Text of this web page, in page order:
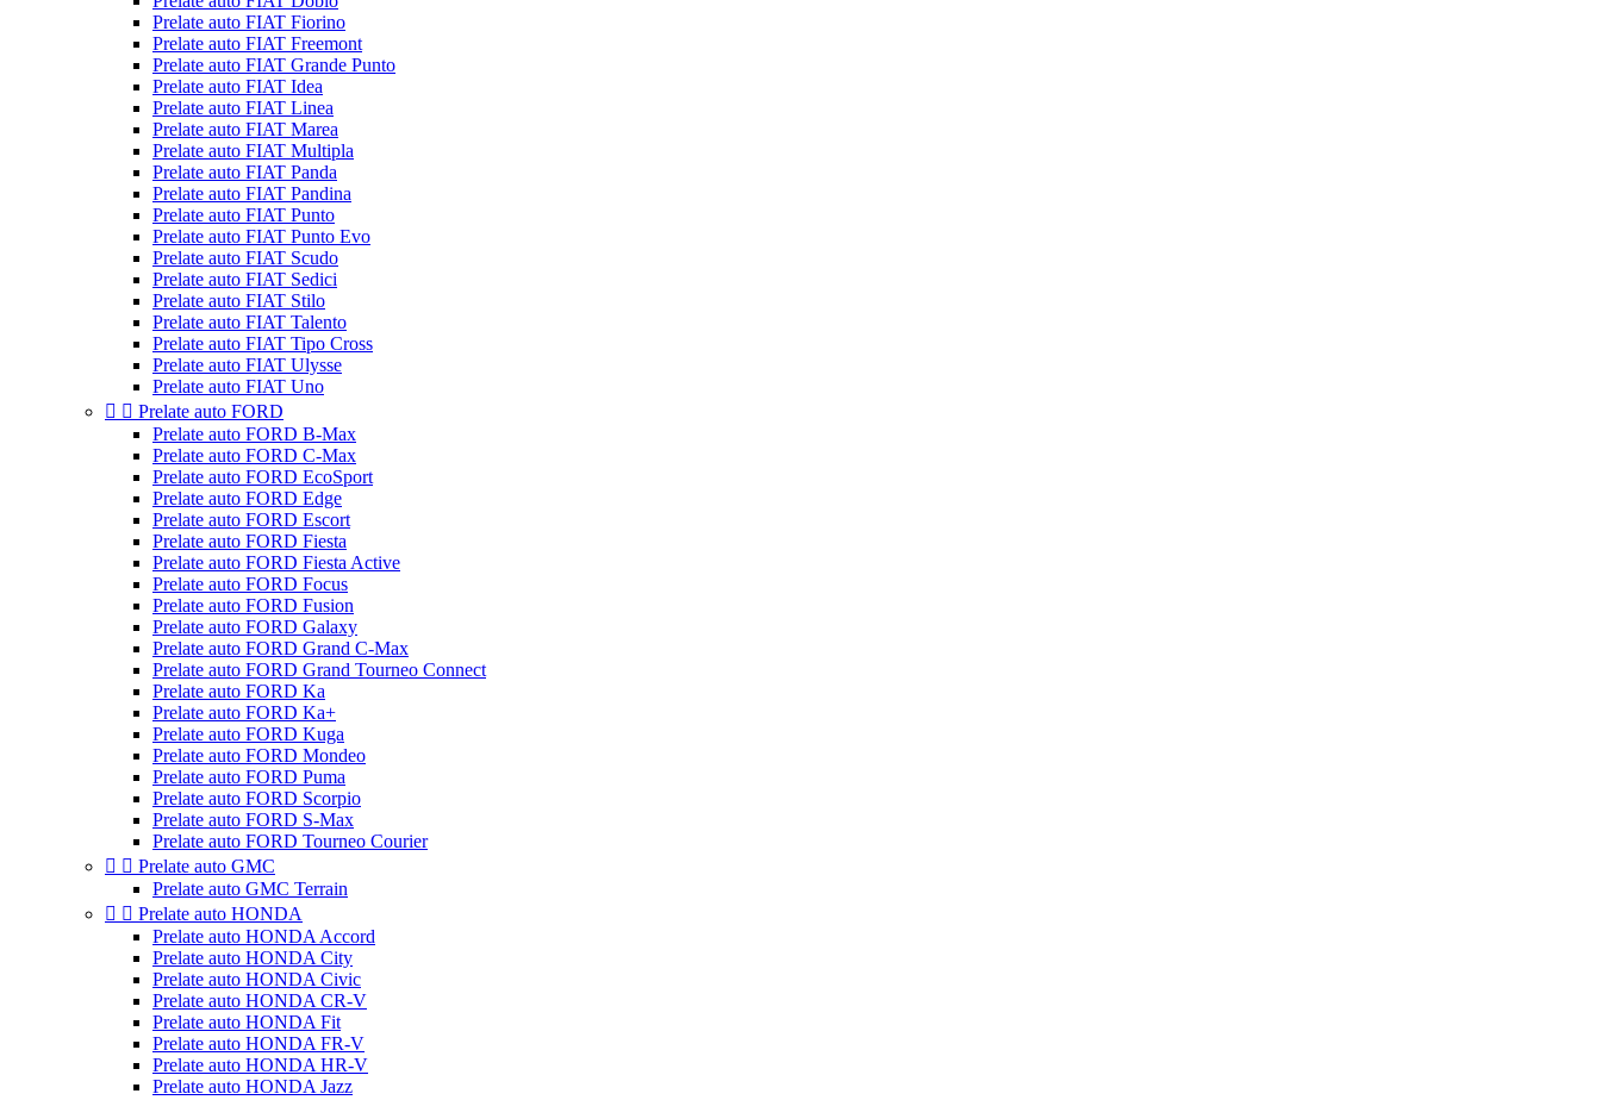
Prelate auto FIAT Fiorino
Prelate auto FIAT Freemont
Prelate auto FIAT Grande Punto
Prelate auto FIAT Idea
Prelate auto FIAT Linea
Prelate auto FIAT Marea
Prelate auto FIAT Multipla
Prelate auto FIAT Panda
Prelate auto FIAT Pandina
Prelate auto FIAT Punto
Prelate auto FIAT Punto Evo
Prelate auto FIAT Scudo
Prelate auto FIAT Sedici
Prelate auto FIAT Stilo
Prelate auto FIAT Talento
Prelate auto FIAT Tipo Cross
Prelate auto FIAT Ulysse
Prelate auto FIAT Uno
  Prelate auto FORD
Prelate auto FORD B-Max
Prelate auto FORD C-Max
Prelate auto FORD EcoSport
Prelate auto FORD Edge
Prelate auto FORD Escort
Prelate auto FORD Fiesta
Prelate auto FORD Fiesta Active
Prelate auto FORD Focus
Prelate auto FORD Fusion
Prelate auto FORD Galaxy
Prelate auto FORD Grand C-Max
Prelate auto FORD Grand Tourneo Connect
Prelate auto FORD Ka
Prelate auto FORD Ka+
Prelate auto FORD Kuga
Prelate auto FORD Mondeo
Prelate auto FORD Puma
Prelate auto FORD Scorpio
Prelate auto FORD S-Max
Prelate auto FORD Tourneo Courier
  Prelate auto GMC
Prelate auto GMC Terrain
  Prelate auto HONDA
Prelate auto HONDA Accord
Prelate auto HONDA City
Prelate auto HONDA Civic
Prelate auto HONDA CR-V
Prelate auto HONDA Fit
Prelate auto HONDA FR-V
Prelate auto HONDA HR-V
Prelate auto HONDA Jazz